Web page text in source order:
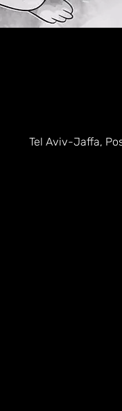
Tel Aviv-Jaffa,